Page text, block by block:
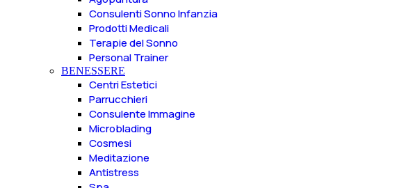
Consulenti Sonno Infanzia
Prodotti Medicali
Terapie del Sonno
Personal Trainer
BENESSERE
Centri Estetici
Parrucchieri
Consulente Immagine
Microblading
Cosmesi
Meditazione
Antistress